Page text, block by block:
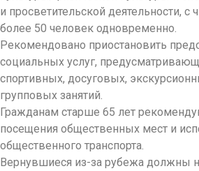
и просветительской деятельности, с
более 50 человек одновременно.
Рекомендовано приостановить
социальных услуг,
спортивных, досуговых,
групповых занятий.
Гражданам старше 65 лет
посещения общественных мест и
общественного транспорта.
Вернувшиеся из-за рубежа должны